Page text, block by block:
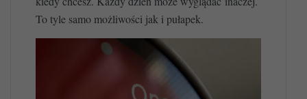
To tyle samo możliwości jak i pułapek.